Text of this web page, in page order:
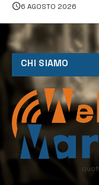
climatizzazione
6 AGOSTO 2026
CHI SIAMO